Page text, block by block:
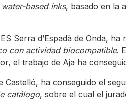
based inks, basado en la
Serra d’Espadà de Onda,
con actividad biocompatible.
el trabajo de Aja ha
Castelló, ha conseguido el
catálogo, sobre el cual el